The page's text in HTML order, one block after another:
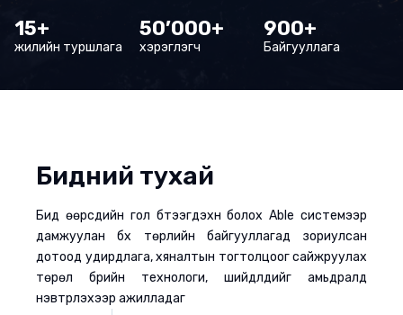
15+
жилийн туршлага
50’000+
хэрэглэгч
900+
Байгууллага
Бидний тухай
Бид өөрсдийн гол бүтээгдэхүүн болох Able системээр
дамжуулан бүх төрлийн байгууллагад зориулсан
дотоод удирдлага, хяналтын тогтолцоог сайжруулах
төрөл бүрийн технологи, шийдлүүдийг амьдралд
нэвтрүүлэхээр ажилладаг